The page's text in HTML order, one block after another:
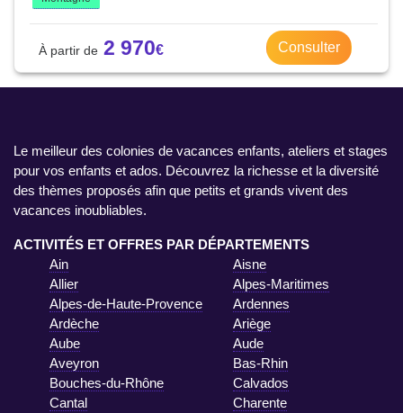
2 970 Consulter
Le meilleur des colonies de vacances enfants, ateliers et stages
pour vos enfants et ados. Découvrez la richesse et la diversité
des thèmes proposés afin que petits et grands vivent des
vacances inoubliables.
ACTIVITÉS ET OFFRES PAR DÉPARTEMENTS
Ain
Aisne
Allier
Alpes-Maritimes
Alpes-de-Haute-Provence
Ardennes
Ardèche
Ariège
Aube
Aude
Aveyron
Bas-Rhin
Bouches-du-Rhône
Calvados
Cantal
Charente